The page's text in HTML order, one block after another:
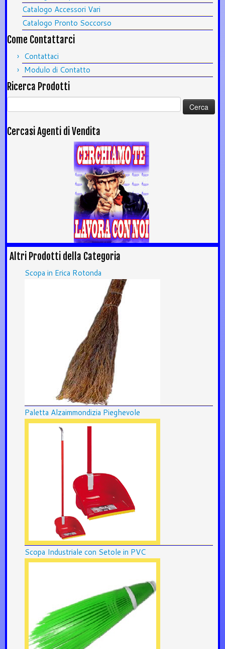
Catalogo Accessori Vari
Catalogo Pronto Soccorso
Come Contattarci
Contattaci
Modulo di Contatto
Ricerca Prodotti
Ricerca
per:
Cercasi Agenti di Vendita
Altri Prodotti della Categoria
Scopa in Erica Rotonda
Paletta Alzaimmondizia Pieghevole
Scopa Industriale con Setole in PVC